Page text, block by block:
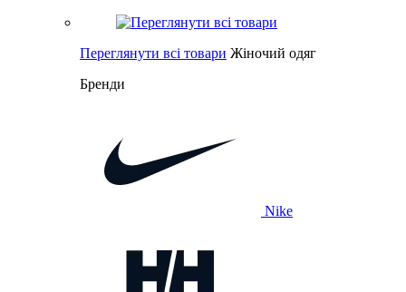
Переглянути всі товари Жіночий одяг
Бренди
Nike